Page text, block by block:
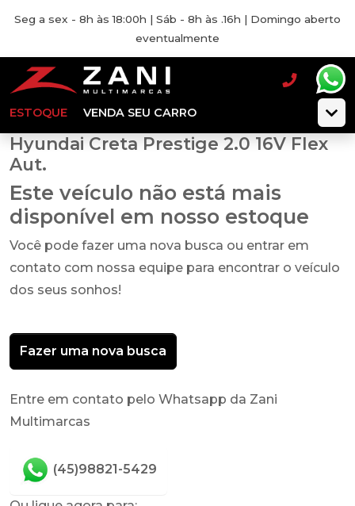
Seg a sex - 8h às 18:00h | Sáb - 8h às .16h | Domingo aberto
eventualmente
ESTOQUE VENDA SEU CARRO
Hyundai Creta Prestige 2.0 16V Flex
Aut.
Este veículo não está mais
disponível em nosso estoque
Você pode fazer uma nova busca ou entrar em
contato com nossa equipe para encontrar o veículo
dos seus sonhos!
Fazer uma nova busca
Entre em contato pelo Whatsapp da Zani
Multimarcas
(45)98821-5429